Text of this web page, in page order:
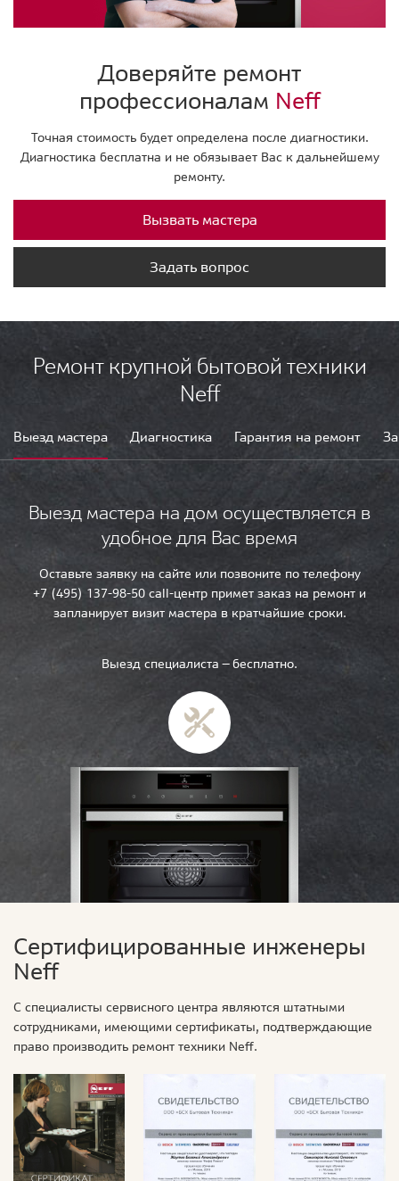
Доверяйте ремонт
профессионалам Neff
Точная стоимость будет определена после диагностики.
Диагностика бесплатна и не обязывает Вас к дальнейшему
ремонту.
Вызвать мастера
Задать вопрос
Ремонт крупной бытовой техники
Neff
Выезд мастера Диагностика Гарантия на ремонт
Выезд мастера на дом осуществляется в
удобное для Вас время
Оставьте заявку на сайте или позвоните по телефону
+7 (495) 137-98-50 call-центр примет заказ на ремонт и
запланирует визит мастера в кратчайшие сроки.
Выезд специалиста — бесплатно.
Сертифицированные инженеры
Neff
С специалисты сервисного центра являются штатными
сотрудниками, имеющими сертификаты, подтверждающие
право производить ремонт техники Neff.